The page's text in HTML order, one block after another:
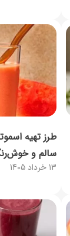
13 خرداد 1405
طرز تهیه
سالم و